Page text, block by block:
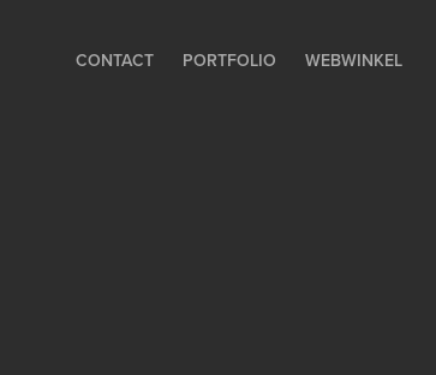
CONTACT PORTFOLIO WEBWINKEL